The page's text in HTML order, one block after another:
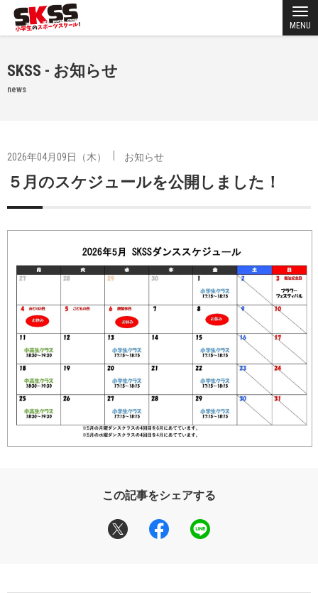
MENU
SKSS - お知らせ
news
2026年04月09日（木） お知らせ
５月のスケジュールを公開しました！
この記事をシェアする